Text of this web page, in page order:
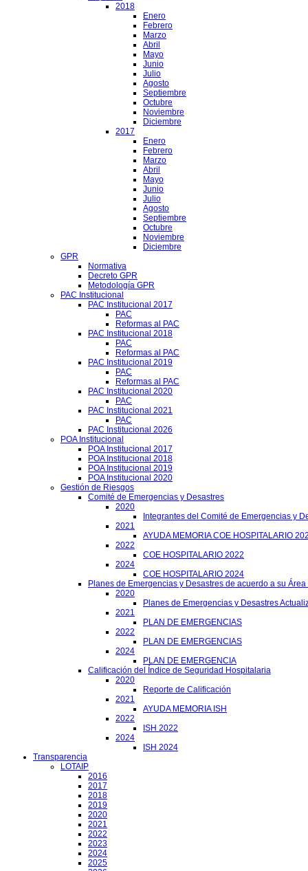
2018
Enero
Febrero
Marzo
Abril
Mayo
Junio
Julio
Agosto
Septiembre
Octubre
Noviembre
Diciembre
2017
Enero
Febrero
Marzo
Abril
Mayo
Junio
Julio
Agosto
Septiembre
Octubre
Noviembre
Diciembre
GPR
Normativa
Decreto GPR
Metodología GPR
PAC Institucional
PAC Institucional 2017
PAC
Reformas al PAC
PAC Institucional 2018
PAC
Reformas al PAC
PAC Institucional 2019
PAC
Reformas al PAC
PAC Institucional 2020
PAC
PAC Institucional 2021
PAC
PAC Institucional 2026
POA Institucional
POA Institucional 2017
POA Institucional 2018
POA Institucional 2019
POA Institucional 2020
Gestión de Riesgos
Comité de Emergencias y Desastres
2020
Integrantes del Comité de Emergencias y
2021
AYUDA MEMORIA COE HOSPITALARIO
2022
COE HOSPITALARIO 2022
2024
COE HOSPITALARIO 2024
Planes de Emergencias y Desastres de acuerdo a su
2020
Planes de Emergencias y Desastres
2021
PLAN DE EMERGENCIAS
2022
PLAN DE EMERGENCIAS
2024
PLAN DE EMERGENCIA
Calificación del Índice de Seguridad Hospitalaria
2020
Reporte de Calificación
2021
AYUDA MEMORIA ISH
2022
ISH 2022
2024
ISH 2024
Transparencia
LOTAIP
2016
2017
2018
2019
2020
2021
2022
2023
2024
2025